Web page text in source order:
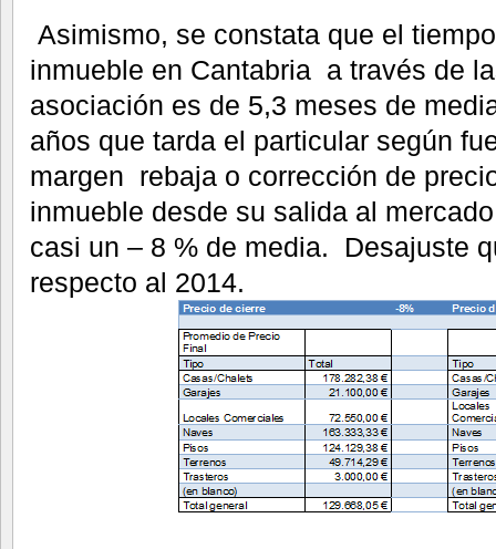
Asimismo, se constata que el
inmueble en Cantabria a través de
asociación es de 5,3 meses de
años que tarda el particular según
margen rebaja o corrección de
inmueble desde su salida al
casi un – 8 % de media. Desajuste
respecto al 2014.